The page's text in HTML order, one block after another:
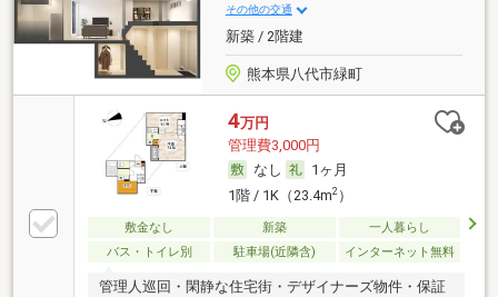
その他の交通
新築 / 2階建
熊本県八代市緑町
4万円
管理費3,000円
なし
1ヶ月
1階 / 1K（23.4m2）
敷金なし 新築
一人暮らし
バス・トイレ別
駐車場(近隣含) インターネット無料
管理人巡回・閑静な住宅街・デザイナーズ物件・保証